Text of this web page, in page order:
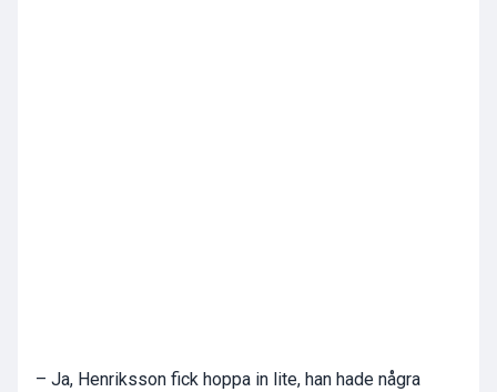
– Ja, Henriksson fick hoppa in lite, han hade några